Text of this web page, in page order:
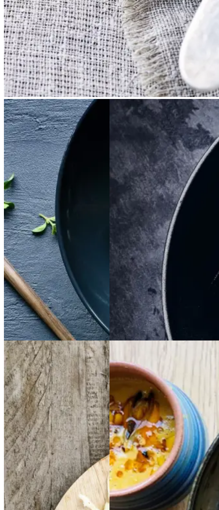
SatjaSatja de
pollopollo
Gem opskrift
Aftensmad
BraiseretBraiseret
oksetværreboksetvæ
rreb
Gem opskrift
Dansk mad
Vintermad
Aftensmad
FrikadellerFrikadell
er medmed
smørspidskål,smørsp
idskål,
kartoflerkartofler
ogog
sennepsdressingsenn
CremetCremet
muslingesuppe musli
ngesuppe medmed
majsmajs